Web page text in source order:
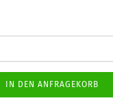
IN DEN ANFRAGEKORB